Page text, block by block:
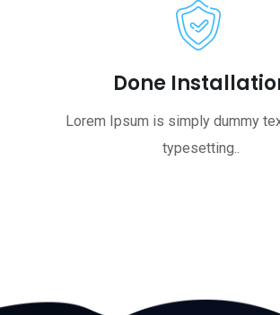
Done
Lorem Ipsum is simply dummy
typesetting..